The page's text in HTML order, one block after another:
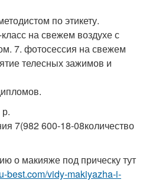
по этикету.
на свежем воздухе с
7. фотосессия на свежем
телесных зажимов и
7(982 600-18-08количество
о макияже под прическу тут
best.com/vidy-makiyazha-i-